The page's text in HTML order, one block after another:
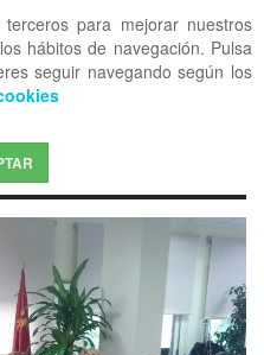
para mejorar nuestros
hábitos de navegación. Pulsa
seguir navegando según los